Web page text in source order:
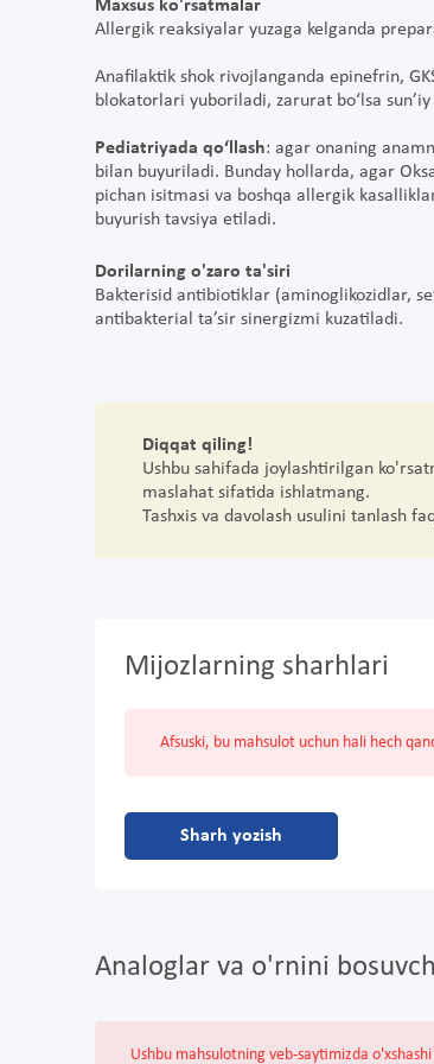
Maxsus ko'rsatmalar
Allergik reaksiyalar yuzaga kelganda
Anafilaktik shok rivojlanganda epinefrin,
blokatorlari yuboriladi, zarurat bo‘lsa
Pediatriyada qo‘llash: agar onaning
bilan buyuriladi. Bunday hollarda, agar
pichan isitmasi va boshqa allergik
buyurish tavsiya etiladi.
Dorilarning o'zaro ta'siri
Bakterisid antibiotiklar (aminoglikozidlar,
antibakterial ta’sir sinergizmi kuzatiladi.
Diqqat qiling!
Ushbu sahifada joylashtirilgan
maslahat sifatida ishlatmang.
Tashxis va davolash usulini tanlash
Mijozlarning sharhlari
Afsuski, bu mahsulot uchun hali hech
Sharh yozish
Analoglar va o'rnini
Ushbu mahsulotning veb-saytimizda